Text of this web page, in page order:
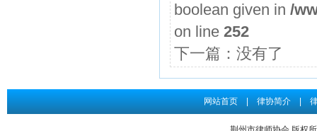
boolean given in/
on line252
下一篇：没有了
网站首页 |律协简介 |